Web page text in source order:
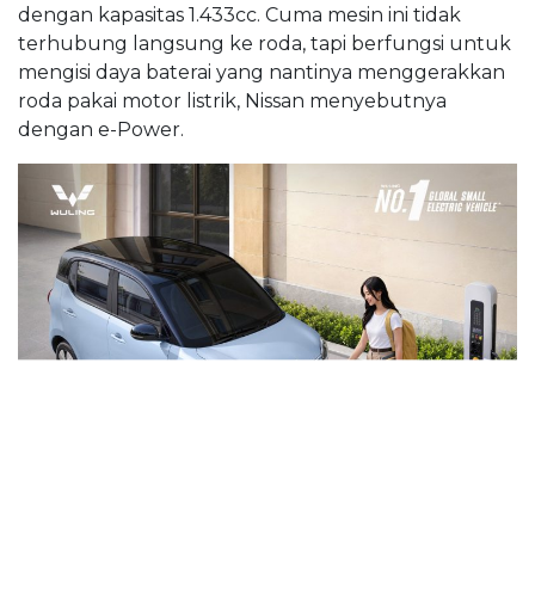
dengan kapasitas 1.433cc. Cuma mesin ini tidak
terhubung langsung ke roda, tapi berfungsi untuk
mengisi daya baterai yang nantinya menggerakkan
roda pakai motor listrik, Nissan menyebutnya
dengan e-Power.